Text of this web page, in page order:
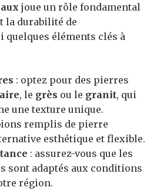
joue un rôle fondamental
la durabilité de
quelques éléments clés à
: optez pour des pierres
, le grès ou le granit, qui
une texture unique.
remplis de pierre
esthétique et flexible.
: assurez-vous que les
sont adaptés aux conditions
région.